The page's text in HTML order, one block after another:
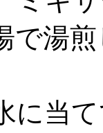
湯煎
当て